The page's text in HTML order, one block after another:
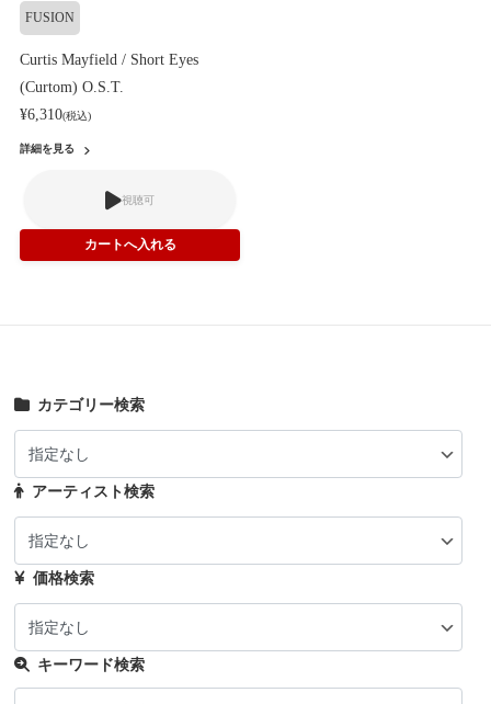
FUSION
Curtis Mayfield / Short Eyes
(Curtom) O.S.T.
¥6,310(税込)
詳細を見る
視聴可
カテゴリー検索
アーティスト検索
価格検索
キーワード検索